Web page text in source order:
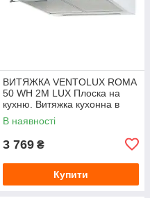
ВИТЯЖКА VENTOLUX ROMA
50 WH 2М LUX Плоска на
кухню. Витяжка кухонна в
Україні. *ЗНИЖКА В ОПИСІ.
В наявності
3 769 ₴
Купити